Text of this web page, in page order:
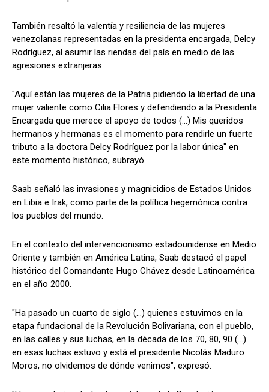
También resaltó la valentía y resiliencia de las mujeres
venezolanas representadas en la presidenta encargada, Delcy
Rodríguez, al asumir las riendas del país en medio de las
agresiones extranjeras.
"Aquí están las mujeres de la Patria pidiendo la libertad de una
mujer valiente como Cilia Flores y defendiendo a la Presidenta
Encargada que merece el apoyo de todos (…) Mis queridos
hermanos y hermanas es el momento para rendirle un fuerte
tributo a la doctora Delcy Rodríguez por la labor única" en
este momento histórico, subrayó
Saab señaló las invasiones y magnicidios de Estados Unidos
en Libia e Irak, como parte de la política hegemónica contra
los pueblos del mundo.
En el contexto del intervencionismo estadounidense en Medio
Oriente y también en América Latina, Saab destacó el papel
histórico del Comandante Hugo Chávez desde Latinoamérica
en el año 2000.
"Ha pasado un cuarto de siglo (…) quienes estuvimos en la
etapa fundacional de la Revolución Bolivariana, con el pueblo,
en las calles y sus luchas, en la década de los 70, 80, 90 (…)
en esas luchas estuvo y está el presidente Nicolás Maduro
Moros, no olvidemos de dónde venimos", expresó.